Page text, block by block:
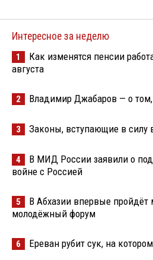
Интересное за неделю
1
Как изменятся пенсии
августа
2 Владимир Джабаров — о
3 Законы, вступающие в силу
4
В МИД России заявили о
войне с Россией
5
В Абхазии впервые
молодёжный форум
6 Ереван рубит сук, на